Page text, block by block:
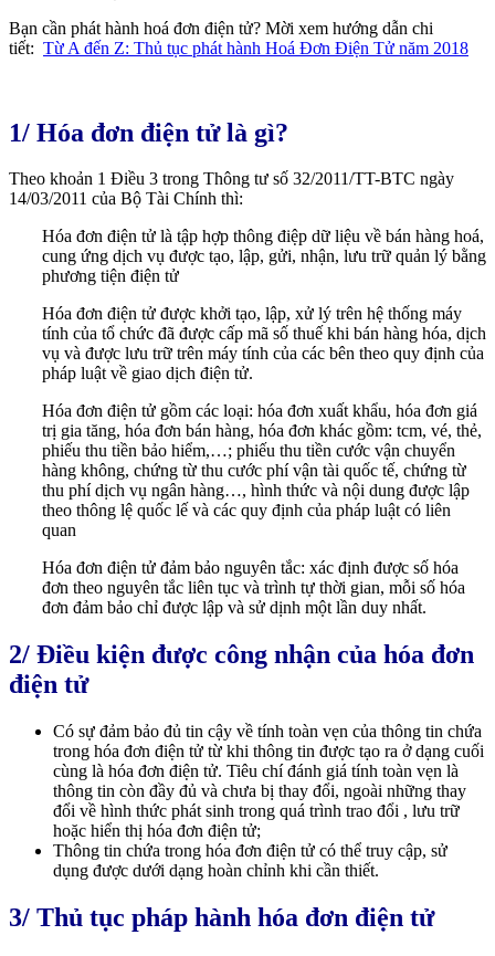
Bạn cần phát hành hoá đơn điện tử? Mời xem hướng dẫn chi
tiết: Từ A đến Z: Thủ tục phát hành Hoá Đơn Điện Tử năm 2018
1/ Hóa đơn điện tử là gì?
Theo khoản 1 Điều 3 trong Thông tư số 32/2011/TT-BTC ngày
14/03/2011 của Bộ Tài Chính thì:
Hóa đơn điện tử là tập hợp thông điệp dữ liệu về bán hàng hoá,
cung ứng dịch vụ được tạo, lập, gửi, nhận, lưu trữ quản lý bằng
phương tiện điện tử
Hóa đơn điện tử được khởi tạo, lập, xử lý trên hệ thống máy
tính của tổ chức đã được cấp mã số thuế khi bán hàng hóa, dịch
vụ và được lưu trữ trên máy tính của các bên theo quy định của
pháp luật về giao dịch điện tử.
Hóa đơn điện tử gồm các loại: hóa đơn xuất khẩu, hóa đơn giá
trị gia tăng, hóa đơn bán hàng, hóa đơn khác gồm: tcm, vé, thẻ,
phiếu thu tiền bảo hiểm,…; phiếu thu tiền cước vận chuyển
hàng không, chứng từ thu cước phí vận tài quốc tế, chứng từ
thu phí dịch vụ ngân hàng…, hình thức và nội dung được lập
theo thông lệ quốc lế và các quy định của pháp luật có liên
quan
Hóa đơn điện tử đảm bảo nguyên tắc: xác định được số hóa
đơn theo nguyên tắc liên tục và trình tự thời gian, mỗi số hóa
đơn đảm bảo chỉ được lập và sử dịnh một lần duy nhất.
2/ Điều kiện được công nhận của hóa đơn
điện tử
Có sự đảm bảo đủ tin cậy về tính toàn vẹn của thông tin chứa
trong hóa đơn điện tử từ khi thông tin được tạo ra ở dạng cuối
cùng là hóa đơn điện tử. Tiêu chí đánh giá tính toàn vẹn là
thông tin còn đầy đủ và chưa bị thay đổi, ngoài những thay
đổi về hình thức phát sinh trong quá trình trao đổi , lưu trữ
hoặc hiển thị hóa đơn điện tử;
Thông tin chứa trong hóa đơn điện tử có thể truy cập, sử
dụng được dưới dạng hoàn chỉnh khi cần thiết.
3/ Thủ tục pháp hành hóa đơn điện tử